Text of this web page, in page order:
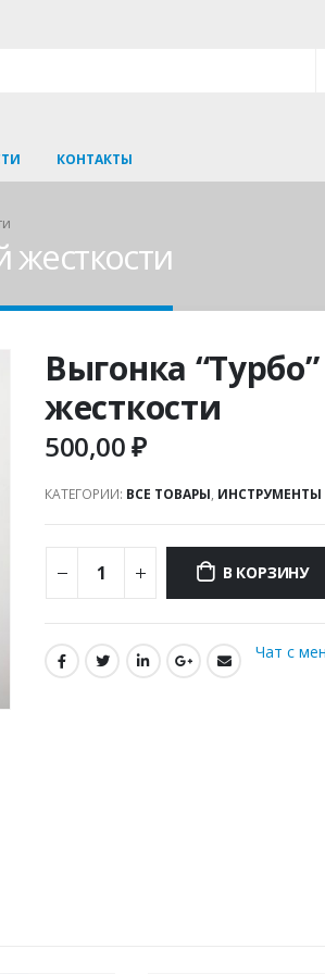
КОНТАКТЫ
жесткости
Выгонка
жесткости
500,00₽
КАТЕГОРИИ: ВСЕ ТОВАРЫ,
В КОРЗИНУ
Чат с